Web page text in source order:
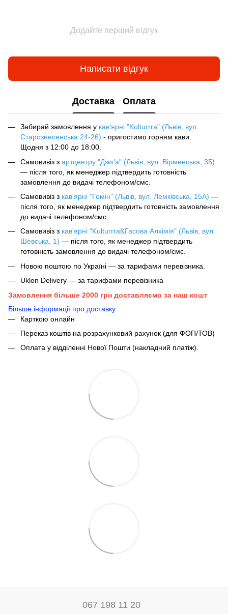
Додайте перший відгук
Написати відгук
Доставка Оплата
Забирай замовлення у кав‘ярні "Kulturrra" (Львів, вул.
Старознесенська 24-26) - пригостимо горням кави.
Щодня з 12:00 до 18:00.
Самовивіз з артцентру "Дзиґа" (Львів, вул. Вірменська, 35)
— після того, як менеджер підтвердить готовність
замовлення до видачі телефоном/смс.
Самовивіз з кав'ярні "Гомін" (Львів, вул. Лемківська, 15А) —
після того, як менеджер підтвердить готовність замовлення
до видачі телефоном/смс.
Самовивіз з кав'ярні "Kulturrra&Гасова Алхімія" (Львів, вул.
Шевська, 1) — після того, як менеджер підтвердить
готовність замовлення до видачі телефоном/смс.
Новою поштою по Україні — за тарифами перевізника.
Uklon Delivery — за тарифами перевізника
Замовлення більше 2000 грн доставляємо за наш кошт
Більше інформації про доставку
Карткою онлайн
Переказ коштів на розрахунковий рахунок (для ФОП/ТОВ)
Оплата у відділенні Нової Пошти (накладний платіж).
067 198 11 20